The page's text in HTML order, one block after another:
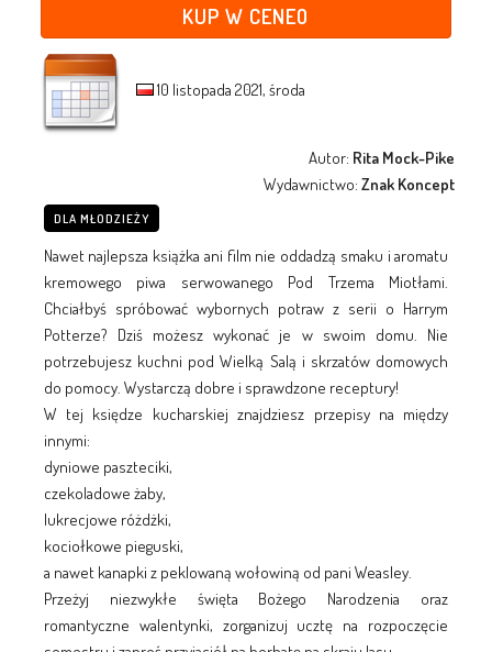
KUP W CENEO
10 listopada 2021, środa
Autor: Rita Mock-Pike
Wydawnictwo:Znak Koncept
DLA MŁODZIEŻY
Nawet najlepsza książka ani film nie oddadzą smaku i aromatu
kremowego piwa serwowanego Pod Trzema Miotłami.
Chciałbyś spróbować wybornych potraw z serii o Harrym
Potterze? Dziś możesz wykonać je w swoim domu. Nie
potrzebujesz kuchni pod Wielką Salą i skrzatów domowych
do pomocy. Wystarczą dobre i sprawdzone receptury!
W tej księdze kucharskiej znajdziesz przepisy na między
innymi:
dyniowe paszteciki,
czekoladowe żaby,
lukrecjowe różdżki,
kociołkowe pieguski,
a nawet kanapki z peklowaną wołowiną od pani Weasley.
Przeżyj niezwykłe święta Bożego Narodzenia oraz
romantyczne walentynki, zorganizuj ucztę na rozpoczęcie